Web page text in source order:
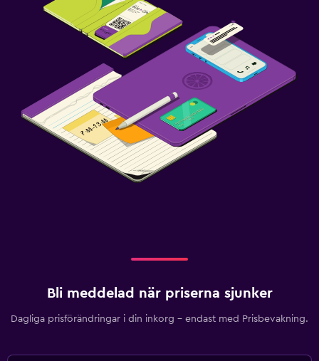
Bli meddelad när priserna sjunker
Dagliga prisförändringar i din inkorg – endast med Prisbevakning.